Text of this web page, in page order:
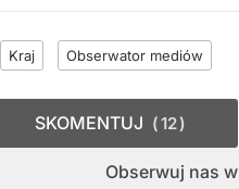
Kraj Obserwator mediów
Obserwuj nas w
SKOMENTUJ 12